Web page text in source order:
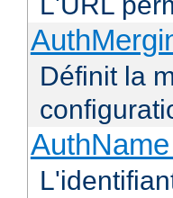
Définit la
AuthName